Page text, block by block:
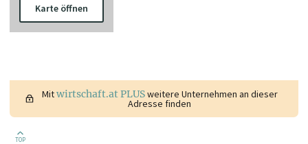
Karte öffnen
Mitwirtschaft.at PLUSweitere Unternehmen an dieser
Adresse finden
TOP